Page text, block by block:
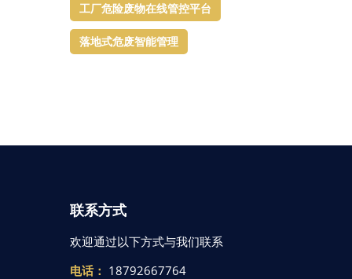
工厂危险废物在线管控平台
落地式危废智能管理
联系方式
欢迎通过以下方式与我们联系
电话： 18792667764